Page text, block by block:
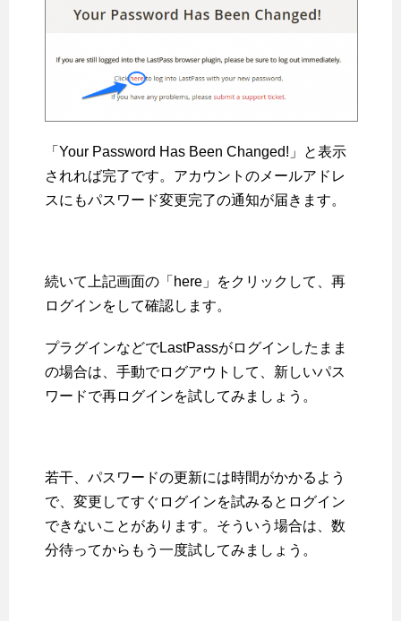
「Your Password Has Been Changed!」と表示
されれば完了です。アカウントのメールアドレ
スにもパスワード変更完了の通知が届きます。
続いて上記画面の「here」をクリックして、再
ログインをして確認します。
プラグインなどでLastPassがログインしたまま
の場合は、手動でログアウトして、新しいパス
ワードで再ログインを試してみましょう。
若干、パスワードの更新には時間がかかるよう
で、変更してすぐログインを試みるとログイン
できないことがあります。そういう場合は、数
分待ってからもう一度試してみましょう。